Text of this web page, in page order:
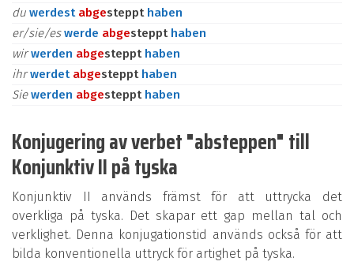
du werdest abgesteppt haben
er/sie/eswerde abgesteppt haben
wirwerden abgesteppt haben
ihrwerdet abgesteppt haben
Siewerden abgesteppt haben
Konjugering av verbet "absteppen" till
Konjunktiv II på tyska
Konjunktiv II används främst för att uttrycka det
overkliga på tyska. Det skapar ett gap mellan tal och
verklighet. Denna konjugationstid används också för att
bilda konventionella uttryck för artighet på tyska.